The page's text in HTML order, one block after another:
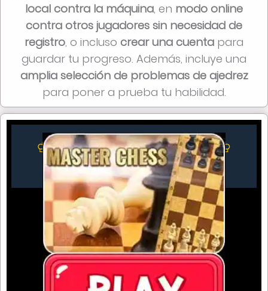
local contra la máquina, en modo online
contra otros jugadores sin necesidad de
registro, o incluso crear una cuenta para
guardar tu progreso. Además, incluye una
amplia selección de problemas de ajedrez
para poner a prueba tu habilidad.